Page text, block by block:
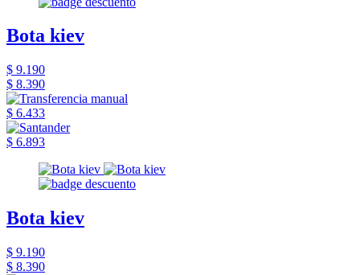
Bota kiev
$ 9.190
$ 8.390
$ 6.433
$ 6.893
Bota kiev
$ 9.190
$ 8.390